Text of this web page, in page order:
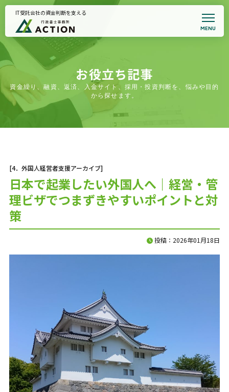
IT受託会社の資金判断を支える
MENU
お役立ち記事
資金繰り、融資、返済、入金サイト、採用・投資判断を、悩みや目的
から探せます。
[4．外国人経営者支援アーカイブ]
日本で起業したい外国人へ｜経営・管
理ビザでつまずきやすいポイントと対
策
投稿：2026年01月18日
トップページ
事務所案内
代表プロフィール
悩みから支援を探す
全国対応｜支援事例集
契約書サポート
お知らせ
面談予約・支援適合性確認
初回相談のご案内
複雑につながった資金の悩みを、
120分のオンライン面談で整理します
料金は、33,000円（税込）。
面談後には、
現状の課題、確認すべき数字、
次に打つべき手をまとめた
「初回面談レポート」を納品します